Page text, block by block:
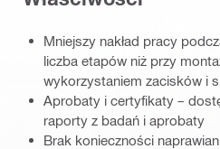
Mniejszy nakład pracy
liczba etapów niż przy
wykorzystaniem zacisków i
Aprobaty i certyfikaty –
raporty z badań i aprobaty
Brak konieczności